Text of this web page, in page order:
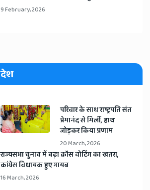
9 February, 2026
देश
​परिवार के साथ राष्ट्रपति संत
प्रेमानंद से मिलीं, हाथ
जोड़कर किया प्रणाम
20 March, 2026
​राज्यसभा चुनाव में बढ़ा क्रॉस वोटिंग का खतरा,
कांग्रेस विधायक हुए गायब
16 March, 2026